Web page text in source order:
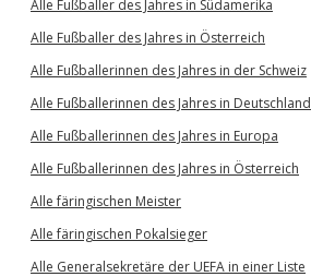
Alle Fußballer des Jahres in Südamerika
Alle Fußballer des Jahres in Österreich
Alle Fußballerinnen des Jahres in der Schweiz
Alle Fußballerinnen des Jahres in Deutschland
Alle Fußballerinnen des Jahres in Europa
Alle Fußballerinnen des Jahres in Österreich
Alle färingischen Meister
Alle färingischen Pokalsieger
Alle Generalsekretäre der UEFA in einer Liste